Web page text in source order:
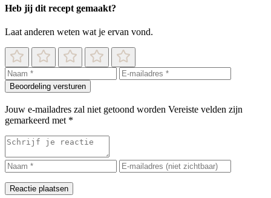
Heb jij dit recept gemaakt?
Laat anderen weten wat je ervan vond.
Beoordeling versturen
Jouw e-mailadres zal niet getoond worden Vereiste velden zijn
gemarkeerd met *
Reactie plaatsen